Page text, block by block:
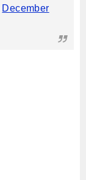
December